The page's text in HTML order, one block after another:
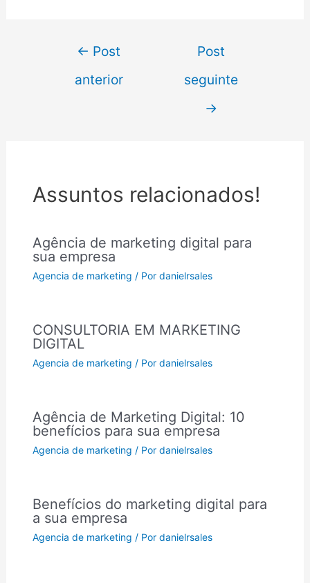
← Post
anterior
Post
seguinte
→
Assuntos relacionados!
Agência de marketing digital para
sua empresa
Agencia de marketing / Pordanielrsales
CONSULTORIA EM MARKETING
DIGITAL
Agencia de marketing / Pordanielrsales
Agência de Marketing Digital: 10
benefícios para sua empresa
Agencia de marketing / Pordanielrsales
Benefícios do marketing digital para
a sua empresa
Agencia de marketing / Pordanielrsales